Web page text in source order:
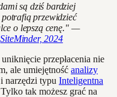
są dziś bardziej
przewidzieć
o lepszą cenę." —
SiteMinder, 2024
przepłacenia nie
ale umiejętność analizy
narzędzi typu Inteligentna
tak możesz grać na